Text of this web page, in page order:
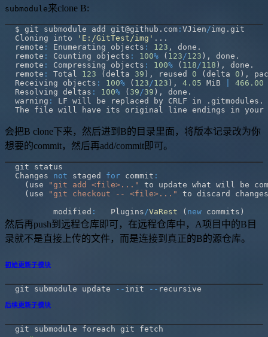
submodule来clone B:
$ git submodule add git@github . com : VJien/img .
Cloning into
'E:/GitTest/img' . . .
remote : Enumerating objects : 123 , done .
remote : Counting objects : 100% ( 123/123 ) , done .
remote : Compressing objects : 100% ( 118/118 ) , done .
remote : Total 123 ( delta 39 ) , reused 0 ( delta 0 ) ,
Receiving objects : 100% ( 123/123 ) , 4.05 MiB 466.00
Resolving deltas : 100% ( 39/39 ) , done .
warning : LF will be replaced by CRLF in . gitmodules .
会把B clone下来，然后进到B的目录里面，将版本记录改为你
想要的commit，然后再add/commit即可。
Changes not staged for commit :
( use "git add <file>..."
to update what will be
( use "git checkout -- <file>..."
to discard
        modified
:
   Plugins
/VaRest ( new commits )
然后再push到远程仓库即可，在远程仓库中，A项目中的B目
录就不是直接上传的文件，而是连接到真正的B的源仓库。
初始更新子模块
git submodule update -- init --
后续更新子模块